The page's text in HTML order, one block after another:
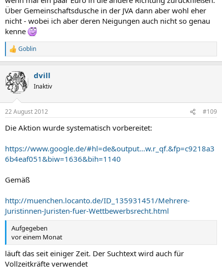
Über Gemeinschaftsdusche in der JVA dann aber wohl eher
nicht - wobei ich aber deren Neigungen auch nicht so genau
kenne
R
e
k
t
i
e
:
Goblin
dvill
Inaktiv
22 August 2012 #109
Die Aktion wurde systematisch vorbereitet:
https://www.google.de/#hl=de&output...w.r_qf.&fp=c9218a3
6b4eaf051&biw=1636&bih=1140
Gemäß
http://muenchen.locanto.de/ID_135931451/Mehrere-
Juristinnen-Juristen-fuer-Wettbewerbsrecht.html
Aufgegeben
vor einem Monat
läuft das seit einiger Zeit. Der Suchtext wird auch für
Vollzeitkräfte verwendet